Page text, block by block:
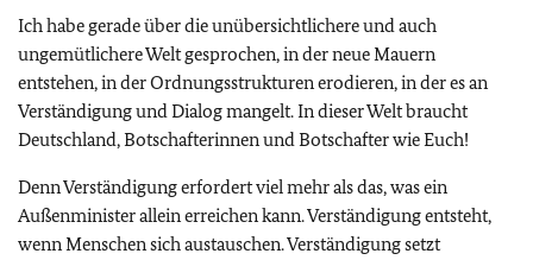
Ich habe gerade über die unübersichtlichere und auch
ungemütlichere Welt gesprochen, in der neue Mauern
entstehen, in der Ordnungsstrukturen erodieren, in der es an
Verständigung und Dialog mangelt. In dieser Welt braucht
Deutschland, Botschafterinnen und Botschafter wie Euch!
Denn Verständigung erfordert viel mehr als das, was ein
Außenminister allein erreichen kann. Verständigung entsteht,
wenn Menschen sich austauschen. Verständigung setzt